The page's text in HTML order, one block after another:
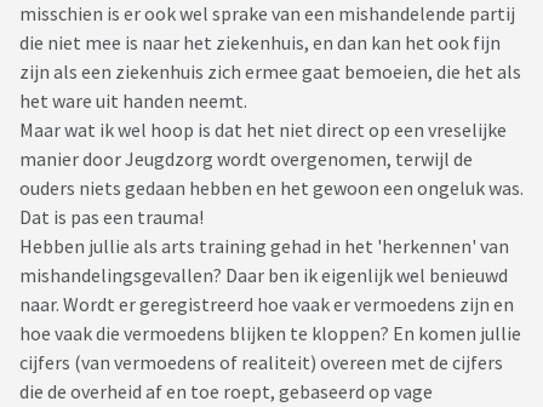
misschien is er ook wel sprake van een mishandelende partij
die niet mee is naar het ziekenhuis, en dan kan het ook fijn
zijn als een ziekenhuis zich ermee gaat bemoeien, die het als
het ware uit handen neemt.
Maar wat ik wel hoop is dat het niet direct op een vreselijke
manier door Jeugdzorg wordt overgenomen, terwijl de
ouders niets gedaan hebben en het gewoon een ongeluk was.
Dat is pas een trauma!
Hebben jullie als arts training gehad in het 'herkennen' van
mishandelingsgevallen? Daar ben ik eigenlijk wel benieuwd
naar. Wordt er geregistreerd hoe vaak er vermoedens zijn en
hoe vaak die vermoedens blijken te kloppen? En komen jullie
cijfers (van vermoedens of realiteit) overeen met de cijfers
die de overheid af en toe roept, gebaseerd op vage